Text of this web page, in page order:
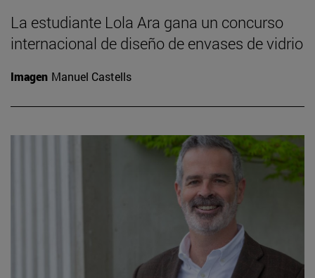
La estudiante Lola Ara gana un concurso
internacional de diseño de envases de vidrio
Imagen Manuel Castells